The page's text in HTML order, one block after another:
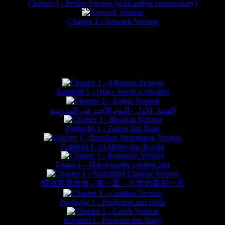
Chapter 1 - Prelim Version (with author commentary)
Chapter 1 - Artwork Version
Kapitulli 1 - Dita e fundit e shkollës
الفصل الأول - اليوم الأخير في المدرسة
Poglavlje 1 - Zadnji dan škole
Capítulo I - O último dia de aula
Глава 1 – Последният учебен ден
蠕虫世界传奇 - 第一章 – 小学的最后一天
Poglavlje 1 - Posljednji dan škole
Kapitola I - Poslední den školy
website © Daniel Lieske 2026 - Wormworld® is a registered